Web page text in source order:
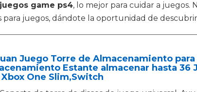
juegos game ps4, lo mejor para cuidar a juegos.
juegos, dándote la oportunidad de
Juego Torre de Almacenamiento para
Estante almacenar hasta 36
One Slim,Switch